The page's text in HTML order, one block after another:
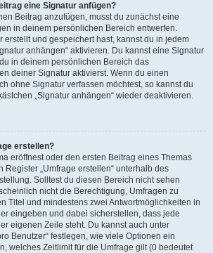
eine Signatur anfügen?
Beitrag anzufügen, musst du zunächst eine
in deinem persönlichen Bereich entwerfen.
erstellt und gespeichert hast, kannst du in jedem
anhängen“ aktivieren. Du kannst eine Signatur
in deinem persönlichen Bereich das
deiner Signatur aktivierst. Wenn du einen
ohne Signatur verfassen möchtest, so kannst du
„Signatur anhängen“ wieder deaktivieren.
erstellen?
eröffnest oder den ersten Beitrag eines Themas
Register „Umfrage erstellen“ unterhalb des
Solltest du diesen Bereich nicht sehen
nicht die Berechtigung, Umfragen zu
Titel und mindestens zwei Antwortmöglichkeiten in
eingeben und dabei sicherstellen, dass jede
eigenen Zeile steht. Du kannst auch unter
Benutzer“ festlegen, wie viele Optionen ein
welches Zeitlimit für die Umfrage gilt (0 bedeutet